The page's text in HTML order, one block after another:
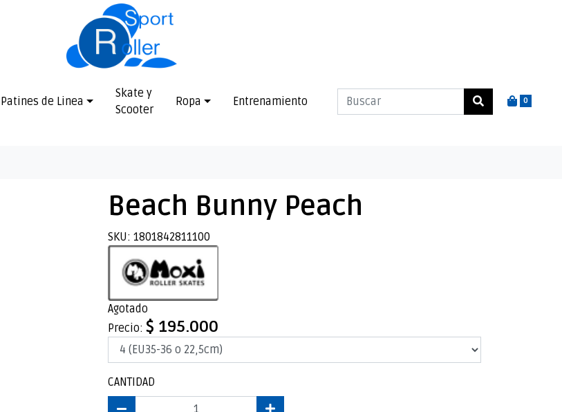
0
Patines de Linea
Skate y
Scooter
Ropa Entrenamiento
Beach Bunny Peach
SKU: 1801842811100
Agotado
Precio: $ 195.000
CANTIDAD